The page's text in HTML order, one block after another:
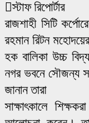
স্টাফ রিপোর্টার
রাজশাহী সিটি
রহমান রিটন
হক বালিকা উচ্চ
নগর ভবনে সৌজন্য
জানান তারা
সাক্ষাৎকালে